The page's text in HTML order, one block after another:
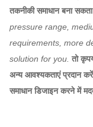
तकनीकी समाधान बना
pressure range,
requirements, more
solution for you. तो
अन्य आवश्यकताएं प्रदान
समाधान डिजाइन करने में